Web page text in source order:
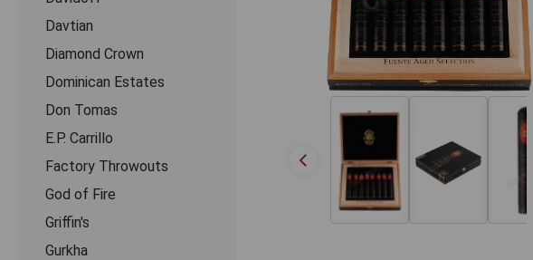
Davtian
Diamond Crown
Dominican Estates
Don Tomas
E.P. Carrillo
Factory Throwouts
God of Fire
Griffin's
Gurkha